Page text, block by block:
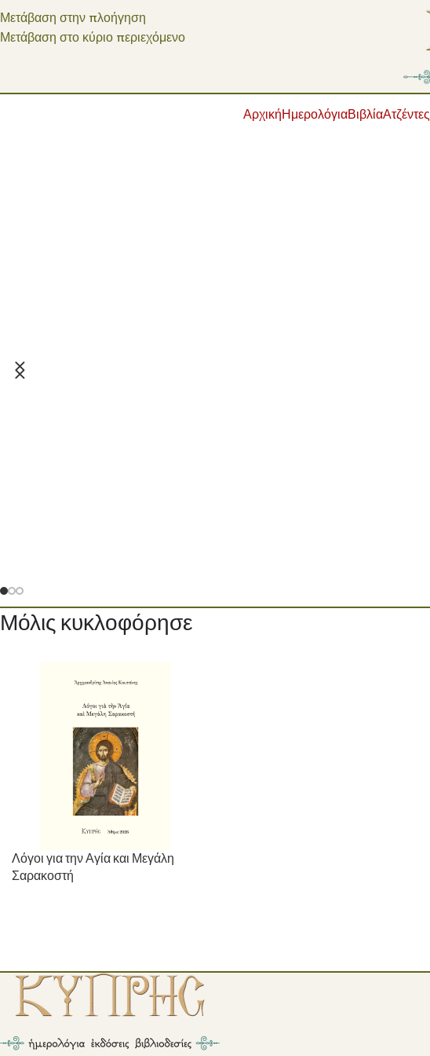
Μετάβαση στην πλοήγηση
Μετάβαση στο κύριο περιεχόμενο
ΑρχικήΗμερολόγιαΒιβλίαΑτζέντες
Μόλις κυκλοφόρησε
Λόγοι για την Αγία και Μεγάλη
Σαρακοστή